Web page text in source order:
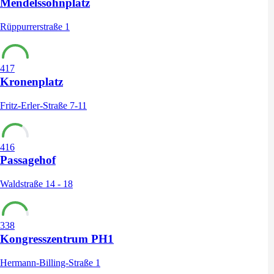
Mendelssohnplatz
Rüppurrerstraße 1
417
Kronenplatz
Fritz-Erler-Straße 7-11
416
Passagehof
Waldstraße 14 - 18
338
Kongresszentrum PH1
Hermann-Billing-Straße 1